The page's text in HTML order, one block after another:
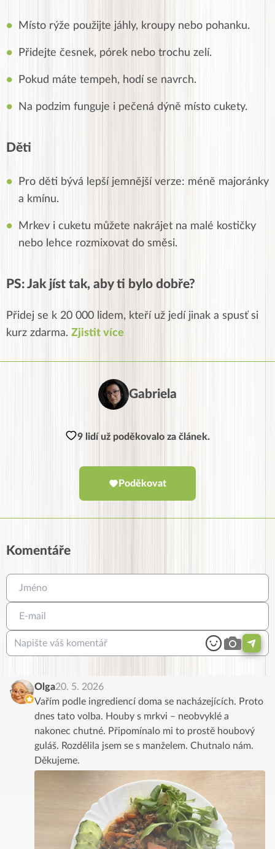
Místo rýže použijte jáhly, kroupy nebo pohanku.
Přidejte česnek, pórek nebo trochu zelí.
Pokud máte tempeh, hodí se navrch.
Na podzim funguje i pečená dýně místo cukety.
Děti
Pro děti bývá lepší jemnější verze: méně majoránky
a kmínu.
Mrkev i cuketu můžete nakrájet na malé kostičky
nebo lehce rozmixovat do směsi.
PS: Jak jíst tak, aby ti bylo dobře?
Přidej se k 20 000 lidem, kteří už jedí jinak a spusť si
kurz zdarma. Zjistit více
Gabriela
9 lidí už poděkovalo za článek.
Poděkovat
Komentáře
Olga20. 5. 2026
Vařím podle ingrediencí doma se nacházejících. Proto
dnes tato volba. Houby s mrkvi – neobvyklé a
nakonec chutné. Připomínalo mi to prostě houbový
guláš. Rozdělila jsem se s manželem. Chutnalo nám.
Děkujeme.